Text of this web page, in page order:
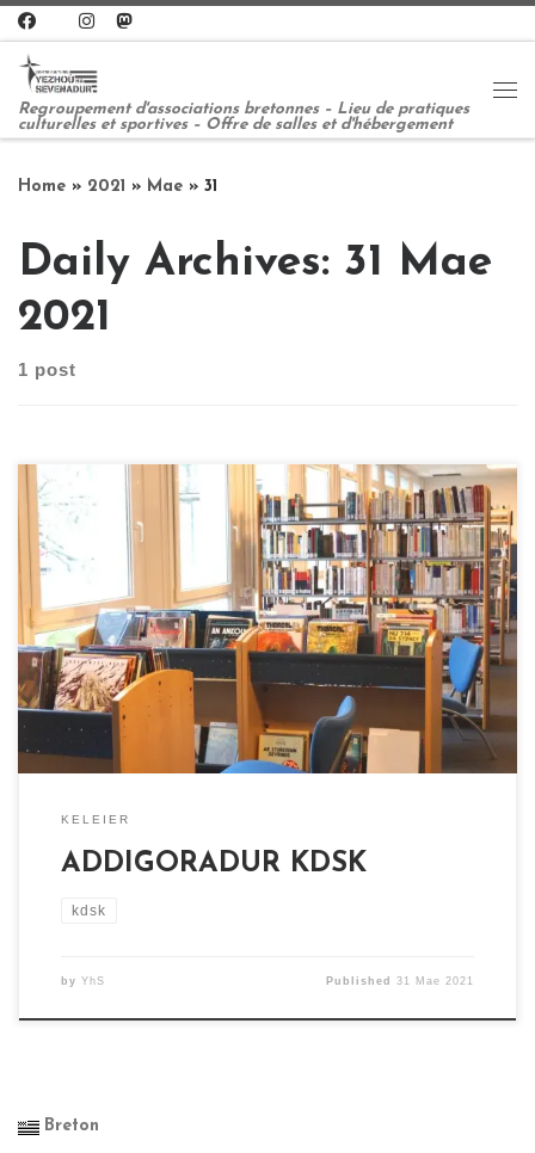
Skip to content
Regroupement d'associations bretonnes – Lieu de pratiques
culturelles et sportives – Offre de salles et d'hébergement
Home » 2021 » Mae » 31
Daily Archives: 31 Mae
2021
1 post
ADDIGORADUR KDSK Goude ur prantad hir a genfinañ
e vo adlañset obererezhioù KDSK adalek ar Yaou d’an
20 a viz Mae (14h). Aotreet e vo tremenerezh er
vediaoueg ha sellet ouzh al levrioù war al lec’h : 20 den
asambles er sal (tro-dro 8 m2 evit pep den), 1 […]
KELEIER
ADDIGORADUR KDSK
kdsk
by YhS Published31 Mae 2021
Breton